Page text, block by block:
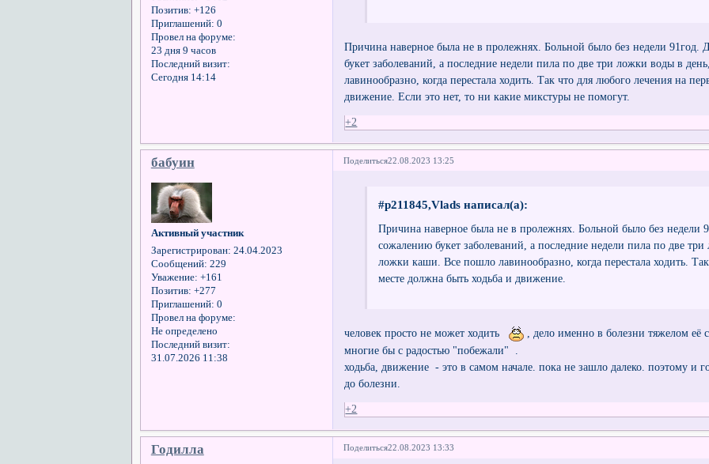
Позитив: +126
Приглашений: 0
Провел на форуме:
23 дня 9 часов
Последний визит:
Сегодня 14:14
Причина наверное была не в пролежнях. Больной было без недели
букет заболеваний, а последние недели пила по две три ложки воды в
лавинообразно, когда перестала ходить. Так что для любого лечения на
движение. Если это нет, то ни какие микстуры не помогут.
+2
Поделиться22.08.2023 13:25
бабуин
Активный участник
Зарегистрирован: 24.04.2023
Сообщений: 229
Уважение: +161
Позитив: +277
Приглашений: 0
Провел на форуме:
Не определено
Последний визит:
31.07.2026 11:38
#p211845,Vlads написал(а):
Причина наверное была не в пролежнях. Больной было без недели
сожалению букет заболеваний, а последние недели пила по две
ложки каши. Все пошло лавинообразно, когда перестала ходить.
месте должна быть ходьба и движение.
человек просто не может ходить
, дело именно в болезни тяжелом её
многие бы с радостью "побежали" .
ходьба, движение - это в самом начале. пока не зашло далеко. поэтому и
до болезни.
+2
Поделиться22.08.2023 13:33
Годилла